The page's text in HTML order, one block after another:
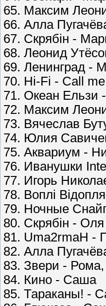
65. Максим
66. Алла
67. Скрябін -
68. Леонид
69. Ленинград -
70. Hi-Fi - Call
71. Океан Ельзи
72. Максим
73. Вячеслав
74. Юлия
75. Аквариум -
76. Иванушки
77. Игорь
78. Воплі
79. Ночные
80. Скрябін - Оля
81. Uma2rmaH -
82. Алла
83. Звери - Рома,
84. Кино - Саша
85. Тараканы! -